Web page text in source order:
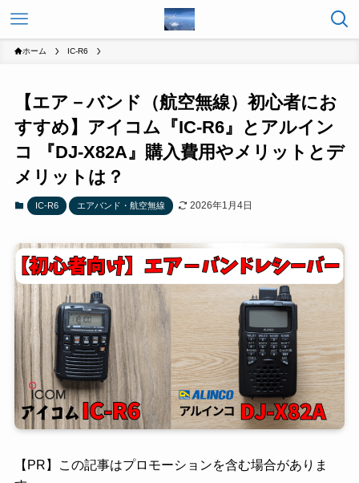
ホーム IC-R6
【エア－バンド（航空無線）初心者にお
すすめ】アイコム『IC-R6』とアルイン
コ 『DJ-X82A』購入費用やメリットとデ
メリットは？
IC-R6 エアバンド・航空無線 2026年1月4日
【PR】この記事はプロモーションを含む場合がありま